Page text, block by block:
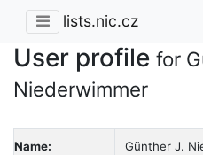
lists.nic.cz
User profile for
Niederwimmer
Name: Günther J.